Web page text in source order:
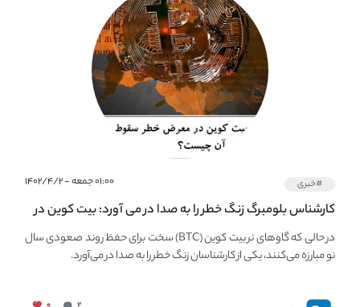
#خبری ۰۱:۰۰ جمعه - ۱۴۰۲/۴/۲
کارشناس بلومبرگ زنگ خطر را به صدا در می آورد: بیت کوین در
معرض خطر سقوط بزرگ است - دلیل آن چیست؟در حالی که گاوهای نر بیت کوین (BTC) سخت برای حفظ روند صعودی سال
نو مبارزه می‌کنند، یکی از کارشناسان زنگ خطر را به صدا در می‌آورد.